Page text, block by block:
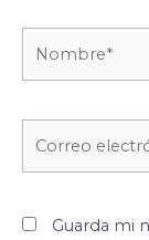
Guarda mi